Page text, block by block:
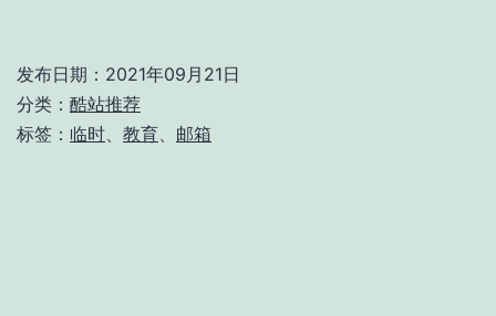
发布日期： 2021年09月21日
分类： 酷站推荐
标签： 临时 教育 邮箱